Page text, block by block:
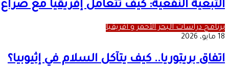
التبعية النفعية: كيف تتعامل إفريقيا مع صراع
برنامج دراسات البحر الأحمر و أفريقيا
18 مايو، 2026
اتفاق بريتوريا.. كيف يتآكل السلام في إثيوبيا؟